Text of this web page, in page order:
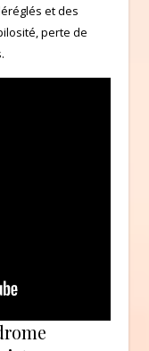
et des
perte de